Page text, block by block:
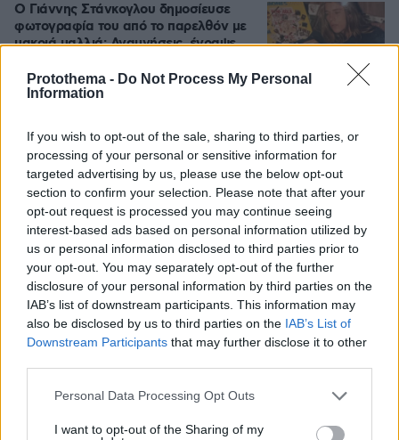
Protothema - Do Not Process My Personal
Information
If you wish to opt-out of the sale, sharing to third parties, or
processing of your personal or sensitive information for
targeted advertising by us, please use the below opt-out
section to confirm your selection. Please note that after your
opt-out request is processed you may continue seeing
interest-based ads based on personal information utilized by
us or personal information disclosed to third parties prior to
your opt-out. You may separately opt-out of the further
disclosure of your personal information by third parties on the
IAB’s list of downstream participants. This information may
also be disclosed by us to third parties on the IAB’s List of
Downstream Participants that may further disclose it to other
Please note that this website/app uses one or more Google
not limited to your visit or usage behaviour. You may click to
Personal Data Processing Opt Outs
I want to opt-out of the Sharing of my
Ο Γιάννης Στάνκογλου δημοσίευσε
φωτογραφία του από το παρελθόν με
μακριά μαλλιά: Αναμνήσεις, έγραψε
07.08.2026, 09:09 35
Άγριος καβγάς στη Θήβα: Ρομά πήρε
το αυτοκίνητο και άρχισε να εμβολίζει
το ΙΧ ενός αλλοδαπού, δείτε βίντεο
07.08.2026, 10:27 40
Η Ιουλία Καλλιμάνη θύμωσε με θεατή
που της πέταξε λουλούδια στην
Ηγουμενίτσα: Του τα επέστρεψε στο
κεφάλι και είπε «εσένα σ' αρέσει